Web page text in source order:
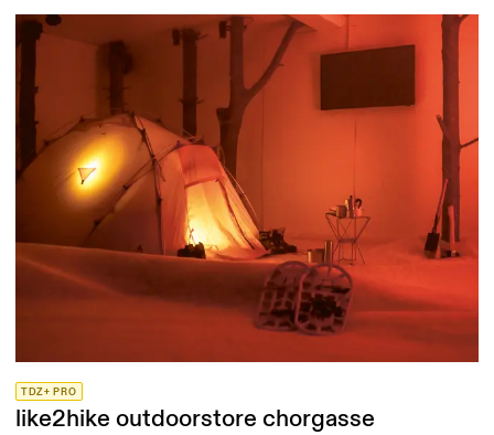
TDZ+ PRO
like2hike outdoorstore chorgasse